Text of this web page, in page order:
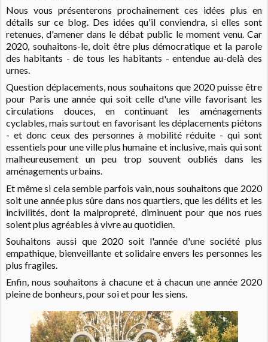
Nous vous présenterons prochainement ces idées plus en
détails sur ce blog. Des idées qu'il conviendra, si elles sont
retenues, d'amener dans le débat public le moment venu. Car
2020, souhaitons-le, doit être plus démocratique et la parole
des habitants - de tous les habitants - entendue au-delà des
urnes.
Question déplacements, nous souhaitons que 2020 puisse être
pour Paris une année qui soit celle d'une ville favorisant les
circulations douces, en continuant les aménagements
cyclables, mais surtout en favorisant les déplacements piétons
- et donc ceux des personnes à mobilité réduite - qui sont
essentiels pour une ville plus humaine et inclusive, mais qui sont
malheureusement un peu trop souvent oubliés dans les
aménagements urbains.
Et même si cela semble parfois vain, nous souhaitons que 2020
soit une année plus sûre dans nos quartiers, que les délits et les
incivilités, dont la malpropreté, diminuent pour que nos rues
soient plus agréables à vivre au quotidien.
Souhaitons aussi que 2020 soit l'année d'une société plus
empathique, bienveillante et solidaire envers les personnes les
plus fragiles.
Enfin, nous souhaitons à chacune et à chacun une année 2020
pleine de bonheurs, pour soi et pour les siens.